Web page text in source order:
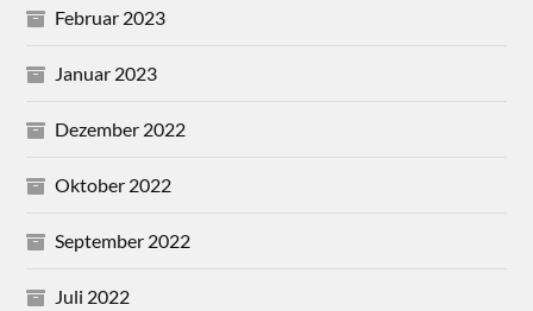
Februar 2023
Januar 2023
Dezember 2022
Oktober 2022
September 2022
Juli 2022